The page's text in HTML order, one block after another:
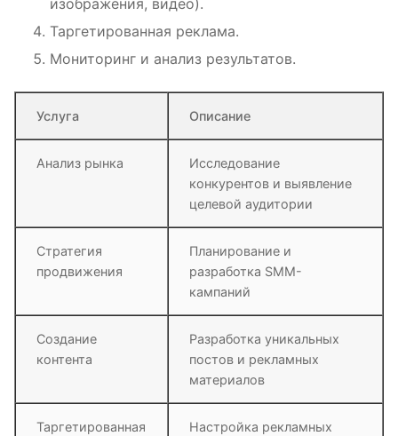
изображения, видео).
Таргетированная реклама.
Мониторинг и анализ результатов.
Услуга Описание
Анализ рынка
Исследование
конкурентов и выявление
целевой аудитории
Стратегия
продвижения
Планирование и
разработка SMM-
кампаний
Создание
контента
Разработка уникальных
постов и рекламных
материалов
Таргетированная Настройка рекламных